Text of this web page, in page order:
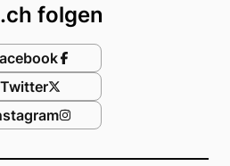
folgen
Twitter